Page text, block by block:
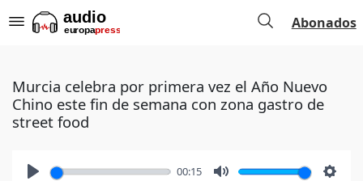
Abonados
Murcia celebra por primera vez el Año Nuevo
Chino este fin de semana con zona gastro de
street food
00:15